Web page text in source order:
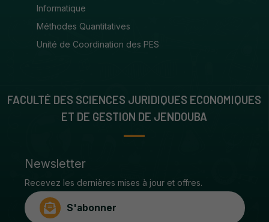
Informatique
Méthodes Quantitatives
Unité de Coordination des PES
FACULTÉ DES SCIENCES JURIDIQUES ECONOMIQUES
ET DE GESTION DE JENDOUBA
Newsletter
Recevez les dernières mises à jour et offres.
S'abonner